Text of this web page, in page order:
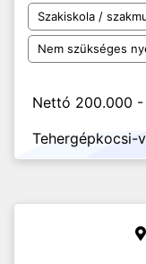
Szakiskola /
Nem szükséges
Nettó 200.000
Tehergépkocsi-